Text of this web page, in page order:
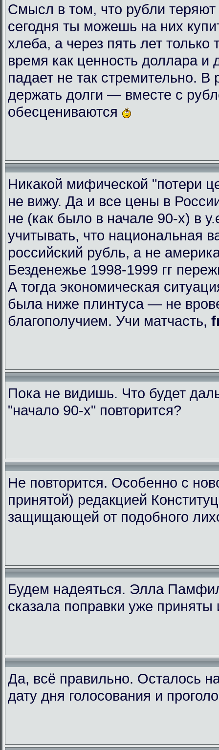
Смысл в том, что рубли теряют
сегодня ты можешь на них
хлеба, а через пять лет только
время как ценность доллара и
падает не так стремительно. В
держать долги — вместе с
обесцениваются
Никакой мифической "потери
не вижу. Да и все цены в
не (как было в начале 90-х) в
учитывать, что национальная
российский рубль, а не
Безденежье 1998-1999 гг
А тогда экономическая
была ниже плинтуса — не
благополучием. Учи матчасть,
Пока не видишь. Что будет
"начало 90-х" повторится?
Не повторится. Особенно с
принятой) редакцией
защищающей от подобного
Будем надеяться. Элла
сказала поправки уже
Да, всё правильно. Осталось
дату дня голосования и